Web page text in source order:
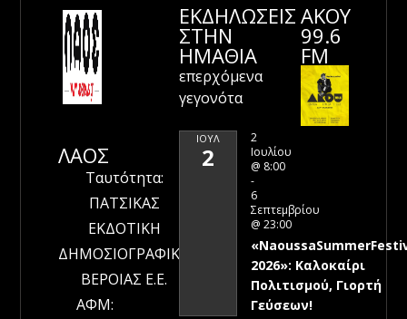
ΛΑΟΣ
Ταυτότητα:
ΠΑΤΣΙΚΑΣ
ΕΚΔΟΤΙΚΗ
ΔΗΜΟΣΙΟΓΡΑΦΙΚΗ
ΒΕΡΟΙΑΣ Ε.Ε.
ΑΦΜ:
ΕΚΔΗΛΩΣΕΙΣ
ΣΤΗΝ
ΗΜΑΘΊΑ
επερχόμενα
γεγονότα
ΙΟΎΛ
2
2
Ιουλίου
@ 8:00
-
6
Σεπτεμβρίου
@ 23:00
2026»: Καλοκαίρι
Πολιτισμού, Γιορτή
Γεύσεων!
ΑΚΟΥ
99.6
FM